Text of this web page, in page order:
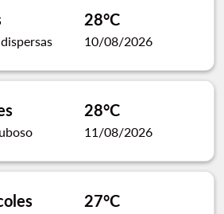
28°C
10/08/2026
28°C
11/08/2026
27°C